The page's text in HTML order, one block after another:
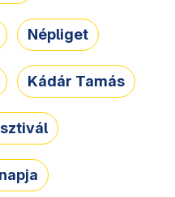
Népliget
Kádár Tamás